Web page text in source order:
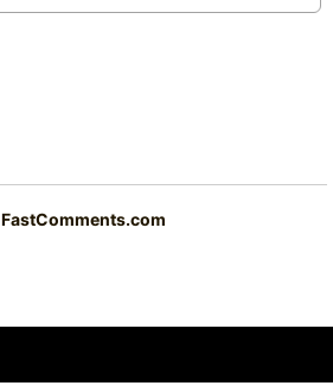
FastComments.com